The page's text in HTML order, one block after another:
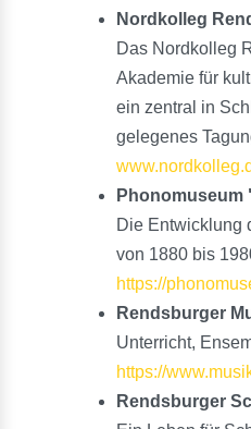
Nordkolleg
Das Nordkolleg
Akademie für
ein zentral in
gelegenes
Phonomuseum
Die Entwicklung
von 1880 bis
https://
Rendsburger
Unterricht,
https://
Rendsburger